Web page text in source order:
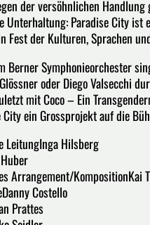
der versöhnlichen
Unterhaltung: Paradise City ist
Fest der Kulturen, Sprachen
Berner Symphonieorchester
oder Diego Valsecchi
mit Coco – Ein
ein Grossprojekt auf die
LeitungInga Hilsberg
Arrangement/KompositionKai
Costello
Prattes